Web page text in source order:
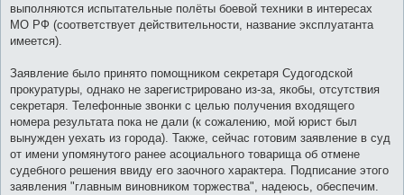
выполняются испытательные полёты боевой техники в интересах
МО РФ (соответствует действительности, название эксплуатанта
имеется).
Заявление было принято помощником секретаря Судогодской
прокуратуры, однако не зарегистрировано из-за, якобы, отсутствия
секретаря. Телефонные звонки с целью получения входящего
номера результата пока не дали (к сожалению, мой юрист был
вынужден уехать из города). Также, сейчас готовим заявление в суд
от имени упомянутого ранее асоциального товарища об отмене
судебного решения ввиду его заочного характера. Подписание этого
заявления "главным виновником торжества", надеюсь, обеспечим.